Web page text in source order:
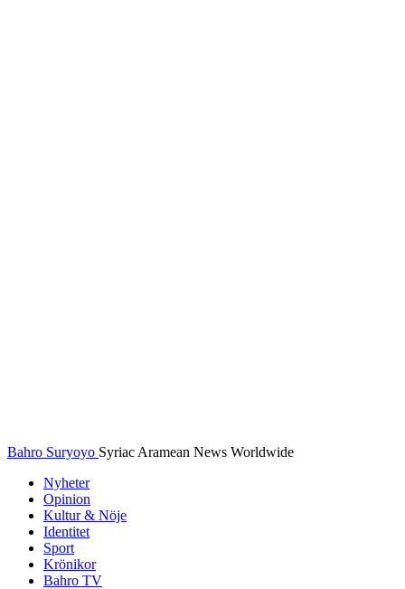
Bahro Suryoyo Syriac Aramean News Worldwide
Nyheter
Opinion
Kultur & Nöje
Identitet
Sport
Krönikor
Bahro TV